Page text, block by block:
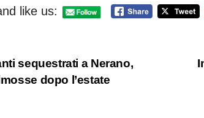
like us:
sequestrati a Nerano,
dopo l’estate